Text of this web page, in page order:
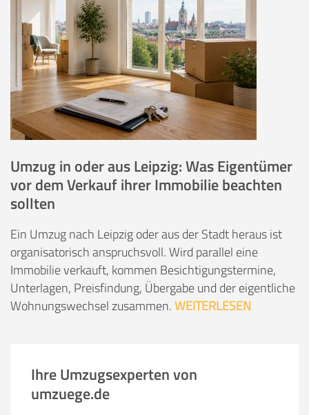
Umzug in oder aus Leipzig: Was Eigentümer
vor dem Verkauf ihrer Immobilie beachten
sollten
Ein Umzug nach Leipzig oder aus der Stadt heraus ist
organisatorisch anspruchsvoll. Wird parallel eine
Immobilie verkauft, kommen Besichtigungstermine,
Unterlagen, Preisfindung, Übergabe und der eigentliche
Wohnungswechsel zusammen.WEITERLESEN
Ihre Umzugsexperten von
umzuege.de